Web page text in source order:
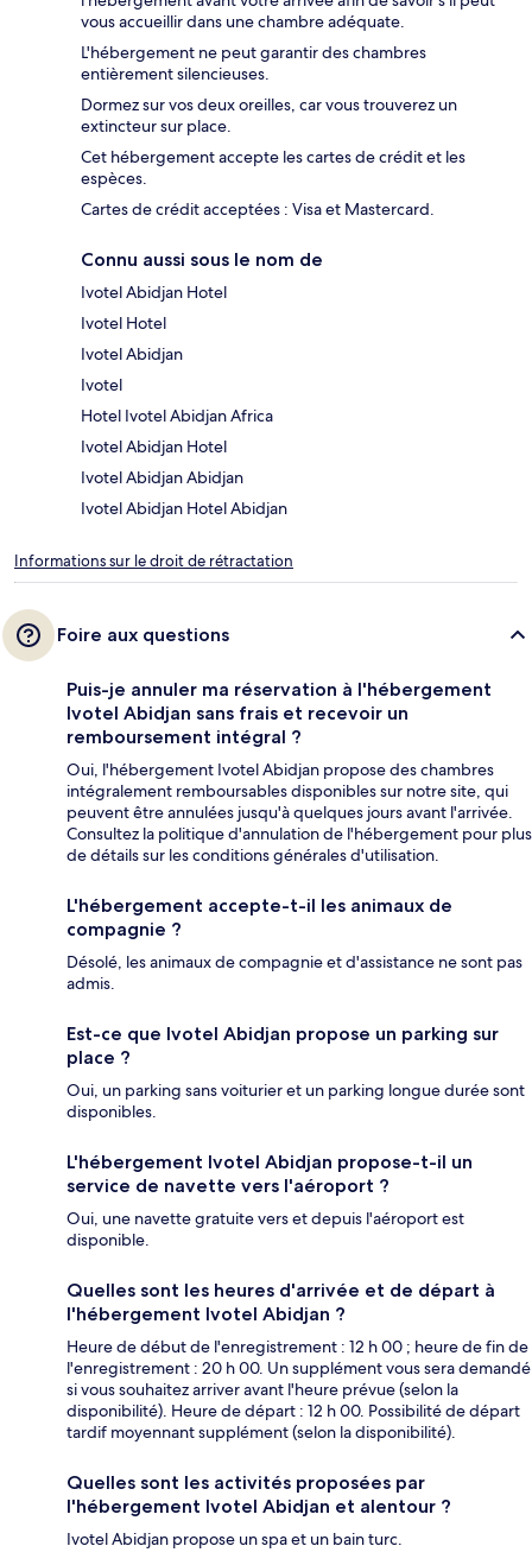
vous accueillir dans une chambre adéquate.
L'hébergement ne peut garantir des chambres
entièrement silencieuses.
Dormez sur vos deux oreilles, car vous trouverez un
extincteur sur place.
Cet hébergement accepte les cartes de crédit et les
espèces.
Cartes de crédit acceptées : Visa et Mastercard.
Connu aussi sous le nom de
Ivotel Abidjan Hotel
Ivotel Hotel
Ivotel Abidjan
Ivotel
Hotel Ivotel Abidjan Africa
Ivotel Abidjan Hotel
Ivotel Abidjan Abidjan
Ivotel Abidjan Hotel Abidjan
Informations sur le droit de rétractation
Foire aux questions
Puis-je annuler ma réservation à l'hébergement
Ivotel Abidjan sans frais et recevoir un
remboursement intégral ?
Oui, l'hébergement Ivotel Abidjan propose des chambres
intégralement remboursables disponibles sur notre site, qui
peuvent être annulées jusqu'à quelques jours avant l'arrivée.
Consultez la politique d'annulation de l'hébergement pour plus
de détails sur les conditions générales d'utilisation.
L'hébergement accepte-t-il les animaux de
compagnie ?
Désolé, les animaux de compagnie et d'assistance ne sont pas
admis.
Est-ce que Ivotel Abidjan propose un parking sur
place ?
Oui, un parking sans voiturier et un parking longue durée sont
disponibles.
L'hébergement Ivotel Abidjan propose-t-il un
service de navette vers l'aéroport ?
Oui, une navette gratuite vers et depuis l'aéroport est
disponible.
Quelles sont les heures d'arrivée et de départ à
l'hébergement Ivotel Abidjan ?
Heure de début de l'enregistrement : 12 h 00 ; heure de fin de
l'enregistrement : 20 h 00. Un supplément vous sera demandé
si vous souhaitez arriver avant l'heure prévue (selon la
disponibilité). Heure de départ : 12 h 00. Possibilité de départ
tardif moyennant supplément (selon la disponibilité).
Quelles sont les activités proposées par
l'hébergement Ivotel Abidjan et alentour ?
Ivotel Abidjan propose un spa et un bain turc.